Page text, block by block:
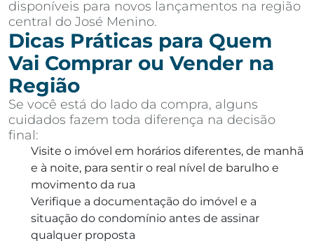
disponíveis para novos lançamentos na região
central do José Menino.
Dicas Práticas para Quem
Vai Comprar ou Vender na
Região
Se você está do lado da compra, alguns
cuidados fazem toda diferença na decisão
final:
Visite o imóvel em horários diferentes, de manhã
e à noite, para sentir o real nível de barulho e
movimento da rua
Verifique a documentação do imóvel e a
situação do condomínio antes de assinar
qualquer proposta